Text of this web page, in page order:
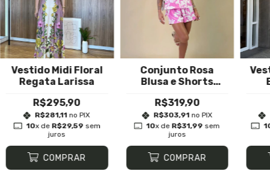
Vestido Midi Floral
Regata Larissa
R$295,90
R$281,11 no PIX
10x de R$29,59 sem
juros
COMPRAR
Conjunto Rosa
Blusa e Shorts
R$319,90
R$303,91 no PIX
10x de R$31,99 sem
juros
COMPRAR